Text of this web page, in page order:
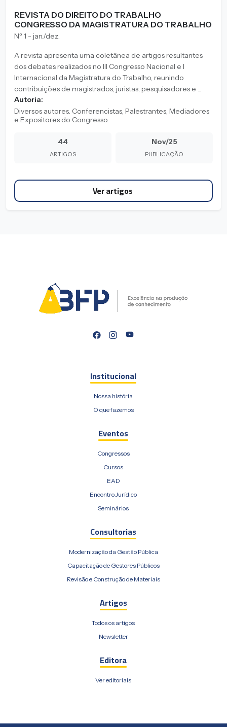
REVISTA DO DIREITO DO TRABALHO
CONGRESSO DA MAGISTRATURA DO TRABALHO
Nº 1 - jan./dez.
A revista apresenta uma coletânea de artigos resultantes
dos debates realizados no III Congresso Nacional e I
Internacional da Magistratura do Trabalho, reunindo
contribuições de magistrados, juristas, pesquisadores e ...
Autoria:
Diversos autores. Conferencistas, Palestrantes, Mediadores
e Expositores do Congresso.
44
ARTIGOS
Nov/25
PUBLICAÇÃO
Ver artigos
Institucional
Nossa história
O que fazemos
Eventos
Congressos
Cursos
EAD
Encontro Jurídico
Seminários
Consultorias
Modernização da Gestão Pública
Capacitação de Gestores Públicos
Revisão e Construção de Materiais
Artigos
Todos os artigos
Newsletter
Editora
Ver editoriais